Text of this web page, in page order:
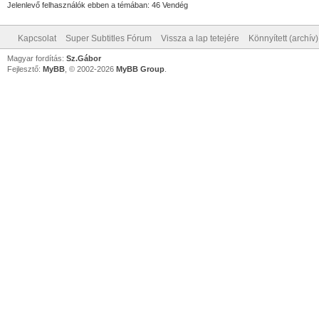
Jelenlevő felhasználók ebben a témában: 46 Vendég
Kapcsolat Super Subtitles Fórum Vissza a lap tetejére Könnyített
Magyar fordítás: Sz.Gábor
Fejlesztő: MyBB , © 2002-2026 MyBB Group